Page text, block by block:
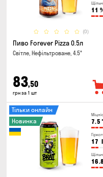
11
(0)
Пиво Forever Pizza 0.5л
Світле, Нефільтроване, 4.5°
83,50
грн за 1 шт
7.5 °
17
16.8
Тільки онлайн
Новинка